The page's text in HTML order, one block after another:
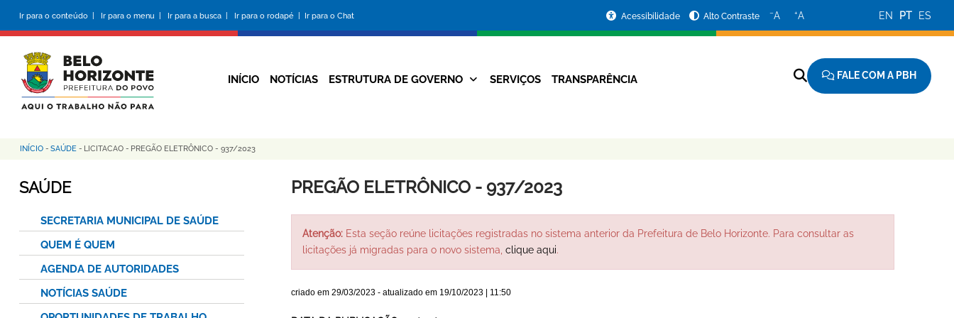
conteúdo
principal
Ir para o conteúdo | Ir para o menu | Ir para a busca | Ir para o rodapé | Ir para o Chat
da
Prefeitura
Acessibilidade Alto Contraste −A +A EN PT ES
Navegação
INÍCIO NOTÍCIAS ESTRUTURA DE GOVERNO SERVIÇOS TRANSPARÊNCIA FALE COM A PBH
Trilha
de
INÍCIO - SAÚDE - LICITACAO - PREGÃO ELETRÔNICO - 937/2023
PREGÃO ELETRÔNICO - 937/2023
Atenção:Esta seção reúne licitações registradas no sistema anterior da Prefeitura de Belo Horizonte. Para consultar as
licitações já migradas para o novo sistema, clique aqui.
criado em 29/03/2023- atualizado em 19/10/2023 | 11:50
SAÚDE
SECRETARIA MUNICIPAL DE SAÚDE
QUEM É QUEM
AGENDA DE AUTORIDADES
NOTÍCIAS SAÚDE